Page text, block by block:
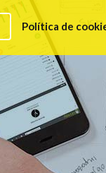
Política de